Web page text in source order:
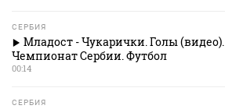
СЕРБИЯ
Младост - Чукарички. Голы (видео).
Чемпионат Сербии. Футбол
00:14
СЕРБИЯ